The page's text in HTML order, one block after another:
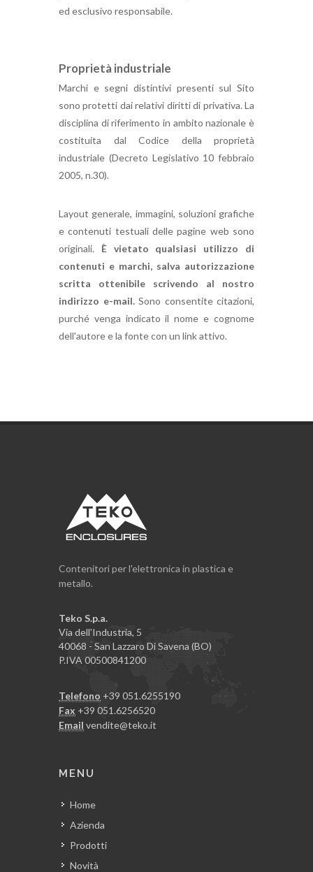
ed esclusivo responsabile.
Proprietà industriale
Marchi e segni distintivi presenti sul Sito
sono protetti dai relativi diritti di privativa. La
disciplina di riferimento in ambito nazionale è
costituita dal Codice della proprietà
industriale (Decreto Legislativo 10 febbraio
2005, n.30).
Layout generale, immagini, soluzioni grafiche
e contenuti testuali delle pagine web sono
originali. È vietato qualsiasi utilizzo di
contenuti e marchi, salva autorizzazione
scritta ottenibile scrivendo al nostro
indirizzo e-mail.Sono consentite citazioni,
purché venga indicato il nome e cognome
dell'autore e la fonte con un link attivo.
Contenitori per l'elettronica in plastica e
metallo.
Teko S.p.a.
Via dell'Industria, 5
40068 - San Lazzaro Di Savena (BO)
P.IVA 00500841200
Telefono +39 051.6255190
Fax +39 051.6256520
Email vendite@teko.it
MENU
Home
Azienda
Prodotti
Novità